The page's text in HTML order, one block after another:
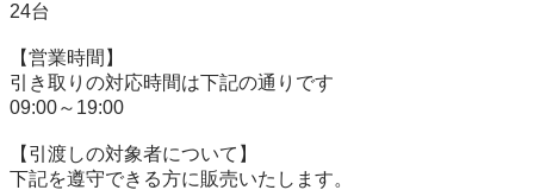
24台
【営業時間】
引き取りの対応時間は下記の通りです
09:00～19:00
【引渡しの対象者について】
下記を遵守できる⽅に販売いたします。